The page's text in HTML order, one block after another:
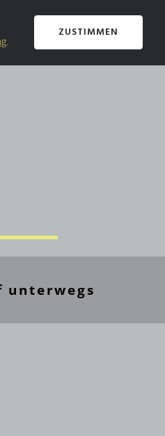
unterwegs
.
ZUSTIMMEN